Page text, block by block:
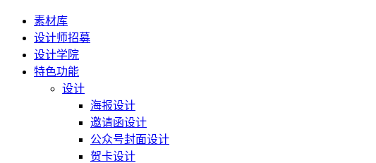
素材库
设计师招募
设计学院
特色功能
设计
海报设计
邀请函设计
公众号封面设计
贺卡设计